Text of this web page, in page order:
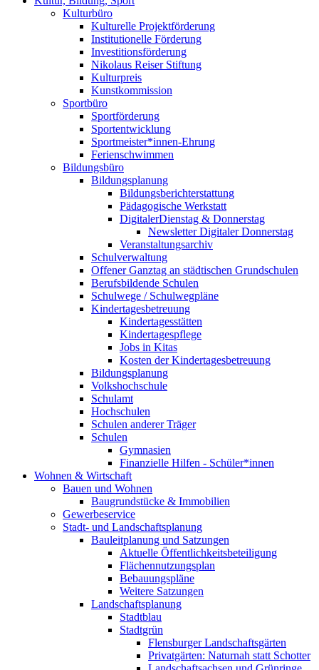
Kulturbüro
Kulturelle Projektförderung
Institutionelle Förderung
Investitionsförderung
Nikolaus Reiser Stiftung
Kulturpreis
Kunstkommission
Sportbüro
Sportförderung
Sportentwicklung
Sportmeister*innen-Ehrung
Ferienschwimmen
Bildungsbüro
Bildungsplanung
Bildungsberichterstattung
Pädagogische Werkstatt
DigitalerDienstag & Donnerstag
Newsletter Digitaler Donnerstag
Veranstaltungsarchiv
Schulverwaltung
Offener Ganztag an städtischen Grundschulen
Berufsbildende Schulen
Schulwege / Schulwegpläne
Kindertagesbetreuung
Kindertagesstätten
Kindertagespflege
Jobs in Kitas
Kosten der Kindertagesbetreuung
Bildungsplanung
Volkshochschule
Schulamt
Hochschulen
Schulen anderer Träger
Schulen
Gymnasien
Finanzielle Hilfen - Schüler*innen
Wohnen & Wirtschaft
Bauen und Wohnen
Baugrundstücke & Immobilien
Gewerbeservice
Stadt- und Landschaftsplanung
Bauleitplanung und Satzungen
Aktuelle Öffentlichkeitsbeteiligung
Flächennutzungsplan
Bebauungspläne
Weitere Satzungen
Landschaftsplanung
Stadtblau
Stadtgrün
Flensburger Landschaftsgärten
Privatgärten: Naturnah statt Schotter